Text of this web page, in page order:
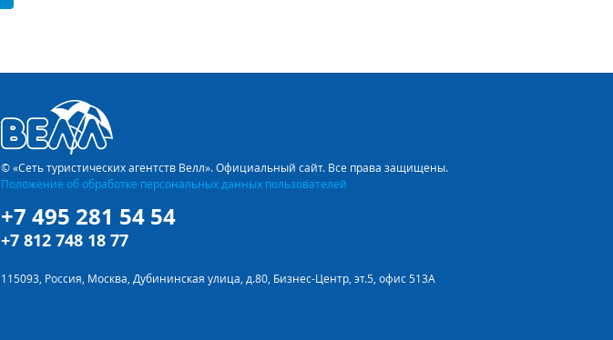
© «Сеть туристических агентств Велл». Официальный сайт. Все права защищены.
Положение об обработке персональных данных пользователей
+7 495 281 54 54
+7 812 748 18 77
115093, Россия, Москва, Дубининская улица, д.80, Бизнес-Центр, эт.5, офис 513А